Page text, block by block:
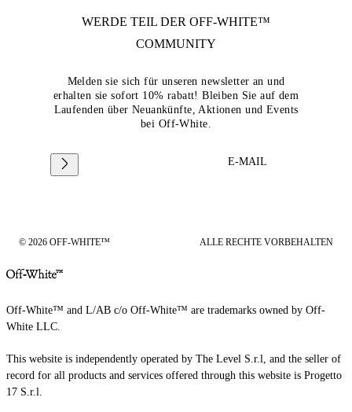
WERDE TEIL DER OFF-WHITE™
COMMUNITY
Melden sie sich für unseren newsletter an und
erhalten sie sofort 10% rabatt! Bleiben Sie auf dem
Laufenden über Neuankünfte, Aktionen und Events
bei Off-White.
E-MAIL
© 2026 OFF-WHITE™ ALLE RECHTE VORBEHALTEN
Off-White™ and L/AB c/o Off-White™ are trademarks owned by Off-
White LLC.
This website is independently operated by The Level S.r.l, and the seller of
record for all products and services offered through this website is Progetto
17 S.r.l.